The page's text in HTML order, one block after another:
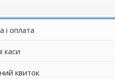
і оплата
каси
квиток